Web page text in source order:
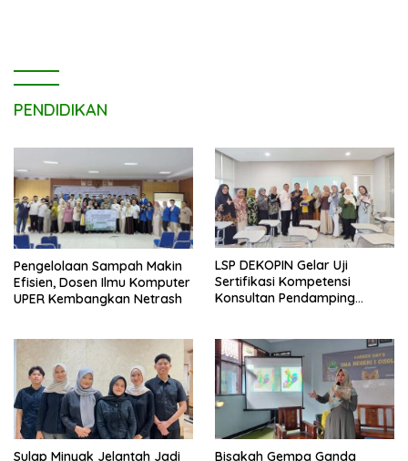
PENDIDIKAN
Pengelolaan Sampah Makin
Efisien, Dosen Ilmu Komputer
UPER Kembangkan Netrash
LSP DEKOPIN Gelar Uji
Sertifikasi Kompetensi
Konsultan Pendamping
Sulap Minyak Jelantah Jadi
Bisakah Gempa Ganda